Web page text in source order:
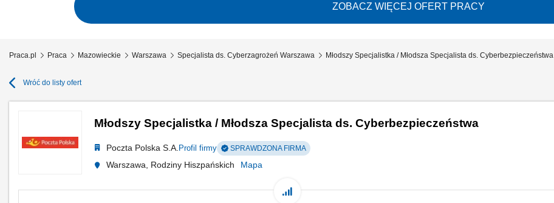
ZOBACZ WIĘCEJ OFERT PRACY
Praca.pl Praca Mazowieckie Warszawa Specjalista ds. Cyberzagrożeń Warszawa Młodszy Specjalistka / Młodsza Specjalista ds. Cyberbezpieczeństwa
Wróć do listy ofert
Młodszy Specjalistka / Młodsza Specjalista ds. Cyberbezpieczeństwa
Poczta Polska S.A. Profil firmy SPRAWDZONA FIRMA
Warszawa, Rodziny Hiszpańskich​ Mapa